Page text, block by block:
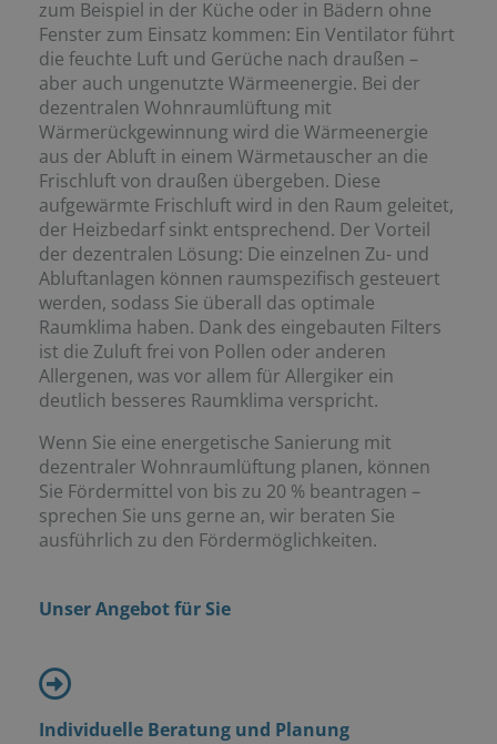
zum Beispiel in der Küche oder in Bädern ohne
Fenster zum Einsatz kommen: Ein Ventilator führt
die feuchte Luft und Gerüche nach draußen –
aber auch ungenutzte Wärmeenergie. Bei der
dezentralen Wohnraumlüftung mit
Wärmerückgewinnung wird die Wärmeenergie
aus der Abluft in einem Wärmetauscher an die
Frischluft von draußen übergeben. Diese
aufgewärmte Frischluft wird in den Raum geleitet,
der Heizbedarf sinkt entsprechend. Der Vorteil
der dezentralen Lösung: Die einzelnen Zu- und
Abluftanlagen können raumspezifisch gesteuert
werden, sodass Sie überall das optimale
Raumklima haben. Dank des eingebauten Filters
ist die Zuluft frei von Pollen oder anderen
Allergenen, was vor allem für Allergiker ein
deutlich besseres Raumklima verspricht.
Wenn Sie eine energetische Sanierung mit
dezentraler Wohnraumlüftung planen, können
Sie Fördermittel von bis zu 20 % beantragen –
sprechen Sie uns gerne an, wir beraten Sie
ausführlich zu den Fördermöglichkeiten.
Unser Angebot für Sie
Individuelle Beratung und Planung